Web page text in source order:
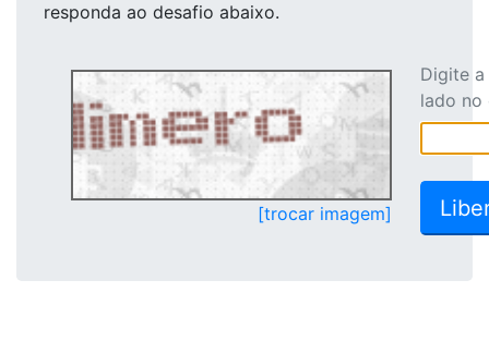
responda ao desafio abaixo.
[trocar imagem]
Digite
lado no